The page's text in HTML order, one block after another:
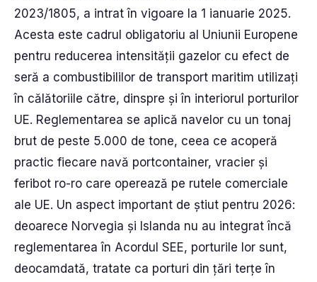
2023/1805, a intrat în vigoare la 1 ianuarie 2025.
Acesta este cadrul obligatoriu al Uniunii Europene
pentru reducerea intensității gazelor cu efect de
seră a combustibililor de transport maritim utilizați
în călătoriile către, dinspre și în interiorul porturilor
UE. Reglementarea se aplică navelor cu un tonaj
brut de peste 5.000 de tone, ceea ce acoperă
practic fiecare navă portcontainer, vracier și
feribot ro-ro care operează pe rutele comerciale
ale UE. Un aspect important de știut pentru 2026:
deoarece Norvegia și Islanda nu au integrat încă
reglementarea în Acordul SEE, porturile lor sunt,
deocamdată, tratate ca porturi din țări terțe în